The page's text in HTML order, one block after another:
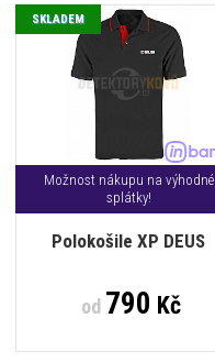
Možnost nákupu na výhodné
splátky!
Polokošile XP DEUS
SKLADEM
od790 Kč